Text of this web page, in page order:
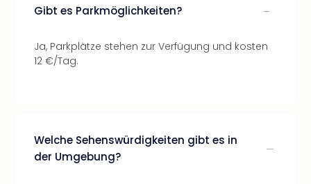
Gibt es Parkmöglichkeiten?
Ja, Parkplätze stehen zur Verfügung und kosten
12 €/Tag.
Welche Sehenswürdigkeiten gibt es in
der Umgebung?